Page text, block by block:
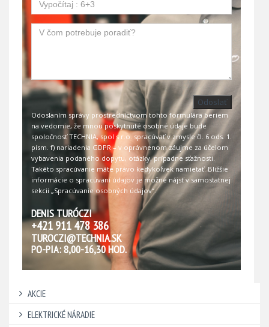
Odoslať
Odoslaním správy prostredníctvom tohto formulára beriem
na vedomie, že mnou poskytnuté osobné údaje bude
spoločnosť TECHNIA, spol s r.o. spracúvať v zmysle čl. 6 ods. 1.
písm. f) nariadenia GDPR – v oprávnenom záujme za účelom
vybavenia podaného dopytu, otázky, prípadne sťažnosti.
Takéto spracúvanie máte právo kedykoľvek namietať. Bližšie
informácie o spracúvaní údajov je možné nájsť v samostatnej
sekcii „Spracúvanie osobných údajov“.
DENIS TURÓCZI
+421 911 478 386
TUROCZI@TECHNIA.SK
PO-PIA: 8,00-16,30 HOD.
AKCIE
ELEKTRICKÉ NÁRADIE